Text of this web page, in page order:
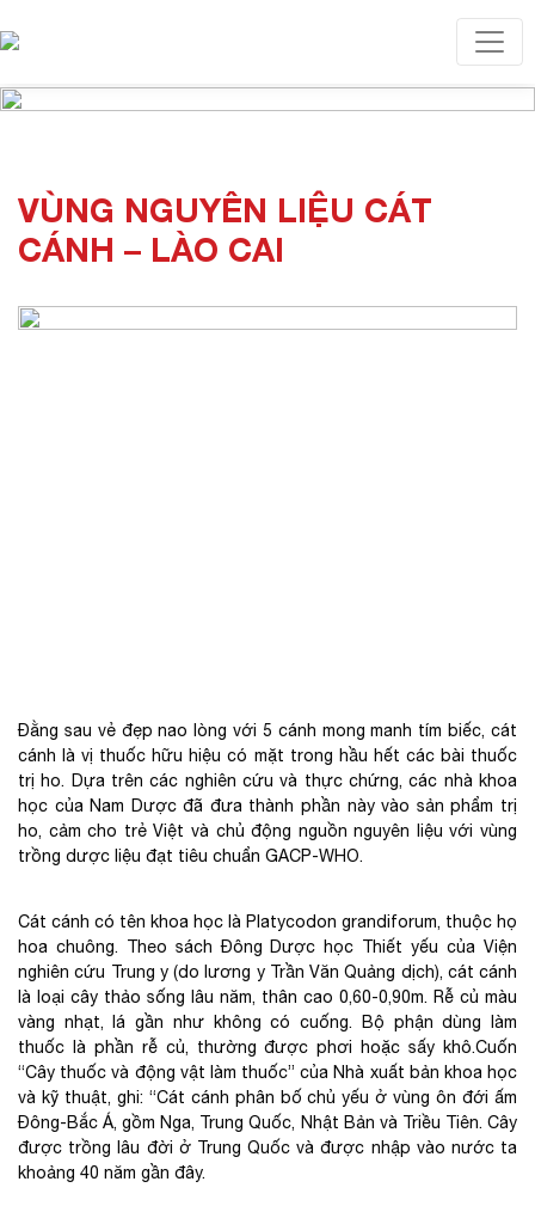
VÙNG NGUYÊN LIỆU CÁT
CÁNH – LÀO CAI
Đằng sau vẻ đẹp nao lòng với 5 cánh mong manh tím biếc, cát
cánh là vị thuốc hữu hiệu có mặt trong hầu hết các bài thuốc
trị ho. Dựa trên các nghiên cứu và thực chứng, các nhà khoa
học của Nam Dược đã đưa thành phần này vào sản phẩm trị
ho, cảm cho trẻ Việt và chủ động nguồn nguyên liệu với vùng
trồng dược liệu đạt tiêu chuẩn GACP-WHO.
Cát cánh có tên khoa học là Platycodon grandiforum, thuộc họ
hoa chuông. Theo sách Đông Dược học Thiết yếu của Viện
nghiên cứu Trung y (do lương y Trần Văn Quảng dịch), cát cánh
là loại cây thảo sống lâu năm, thân cao 0,60-0,90m. Rễ củ màu
vàng nhạt, lá gần như không có cuống. Bộ phận dùng làm
thuốc là phần rễ củ, thường được phơi hoặc sấy khô.Cuốn
“Cây thuốc và động vật làm thuốc” của Nhà xuất bản khoa học
và kỹ thuật, ghi: “Cát cánh phân bố chủ yếu ở vùng ôn đới ấm
Đông-Bắc Á, gồm Nga, Trung Quốc, Nhật Bản và Triều Tiên. Cây
được trồng lâu đời ở Trung Quốc và được nhập vào nước ta
khoảng 40 năm gần đây.